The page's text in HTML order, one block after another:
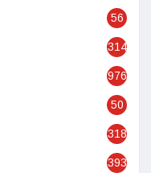
56
314
976
50
318
393